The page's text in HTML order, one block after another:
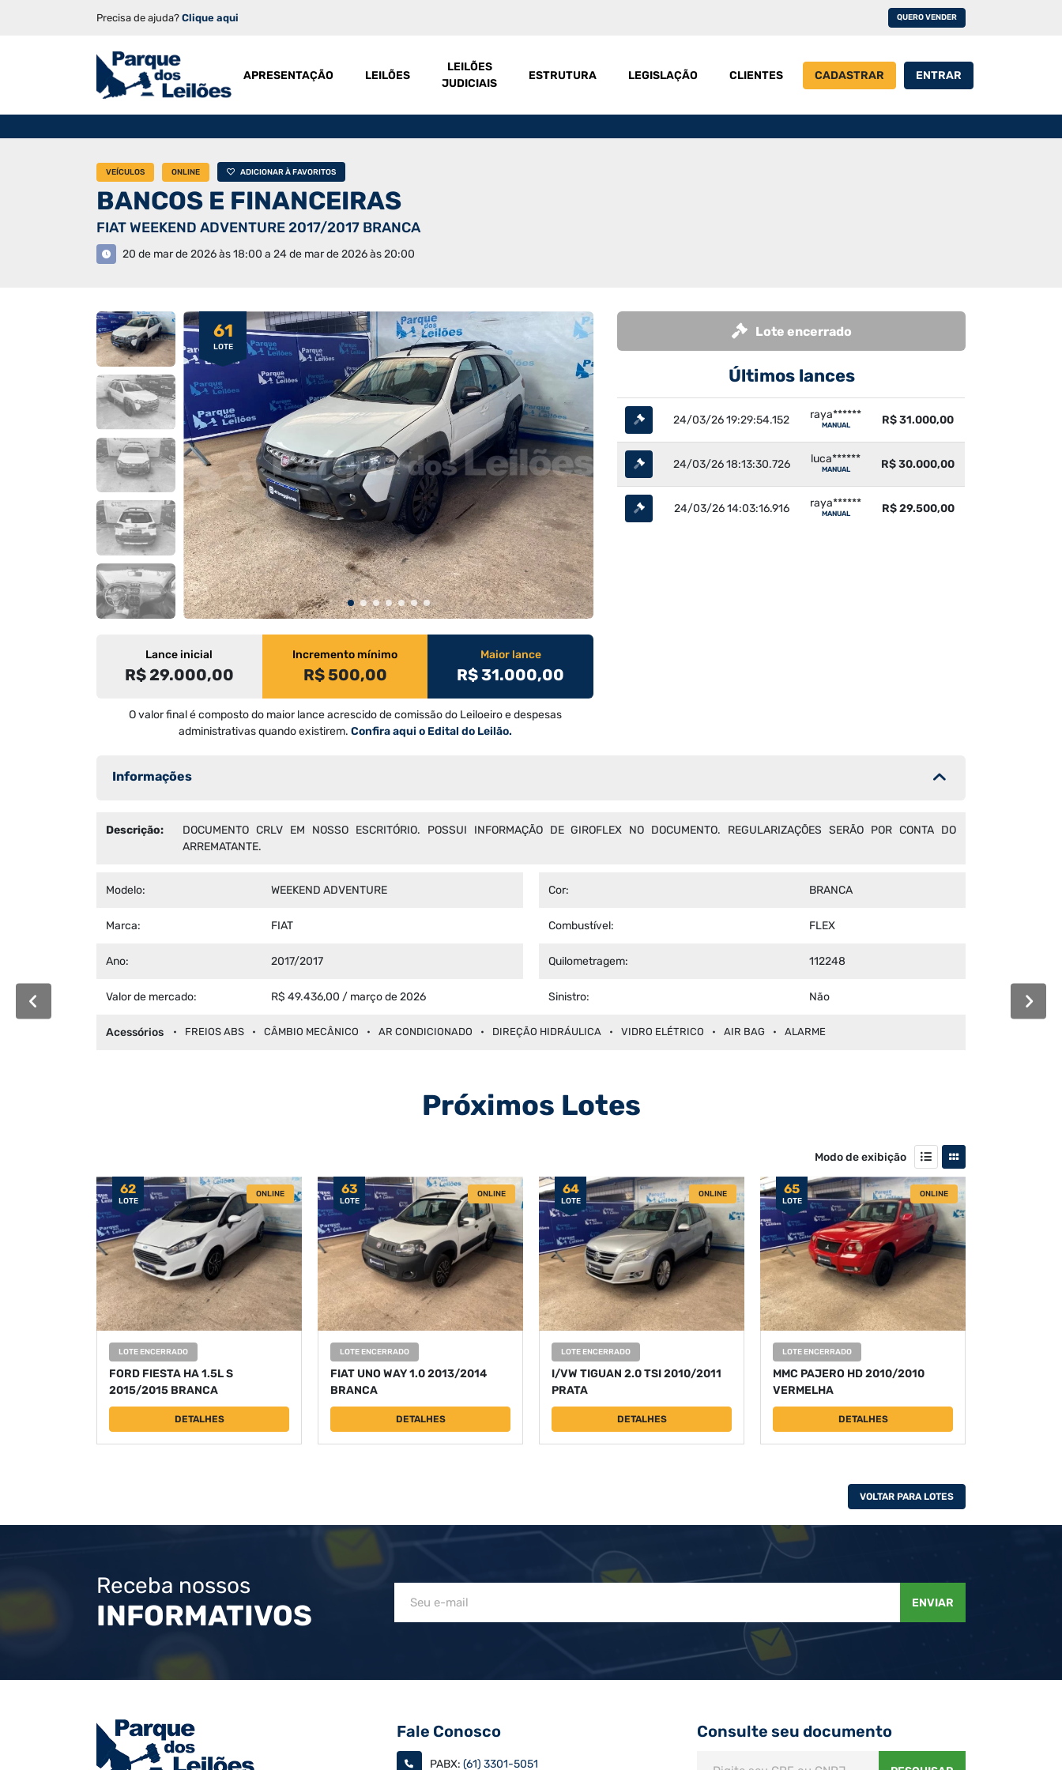
Precisa de ajuda? Clique aqui QUERO VENDER
APRESENTAÇÃO LEILÕES
LEILÕES
JUDICIAIS
ESTRUTURA LEGISLAÇÃO CLIENTES CADASTRAR ENTRAR
VEÍCULOS ONLINE ADICIONAR À FAVORITOS
BANCOS E FINANCEIRAS
FIAT WEEKEND ADVENTURE 2017/2017 BRANCA
20 de mar de 2026 às 18:00 a 24 de mar de 2026 às 20:00
61
LOTE
Lance inicial
R$ 29.000,00
Incremento mínimo
R$ 500,00
Maior lance
R$ 31.000,00
O valor final é composto do maior lance acrescido de comissão do Leiloeiro e despesas
administrativas quando existirem. Confira aqui o Edital do Leilão.
Lote encerrado
Últimos lances
24/03/26 19:29:54.152 raya******
MANUAL R$ 31.000,00
24/03/26 18:13:30.726 luca******
MANUAL R$ 30.000,00
24/03/26 14:03:16.916 raya******
MANUAL R$ 29.500,00
Informações
Descrição:
DOCUMENTO CRLV EM NOSSO ESCRITÓRIO. POSSUI INFORMAÇÃO DE GIROFLEX NO DOCUMENTO. REGULARIZAÇÕES SERÃO POR CONTA DO
ARREMATANTE.
Modelo: WEEKEND ADVENTURE
Marca: FIAT
Ano: 2017/2017
Valor de mercado: R$ 49.436,00 / março de 2026
Cor: BRANCA
Combustível: FLEX
Quilometragem: 112248
Sinistro: Não
Acessórios FREIOS ABS CÂMBIO MECÂNICO AR CONDICIONADO DIREÇÃO HIDRÁULICA VIDRO ELÉTRICO AIR BAG ALARME
Próximos Lotes
Modo de exibição
62
LOTE
ONLINE
LOTE ENCERRADO
FORD FIESTA HA 1.5L S
2015/2015 BRANCA
DETALHES
63
LOTE
ONLINE
LOTE ENCERRADO
FIAT UNO WAY 1.0 2013/2014
BRANCA
DETALHES
64
LOTE
ONLINE
LOTE ENCERRADO
I/VW TIGUAN 2.0 TSI 2010/2011
PRATA
DETALHES
65
LOTE
ONLINE
LOTE ENCERRADO
MMC PAJERO HD 2010/2010
VERMELHA
DETALHES
VOLTAR PARA LOTES
Receba nossos
INFORMATIVOS ENVIAR
Fale Conosco
PABX: (61) 3301-5051
Consulte seu documento